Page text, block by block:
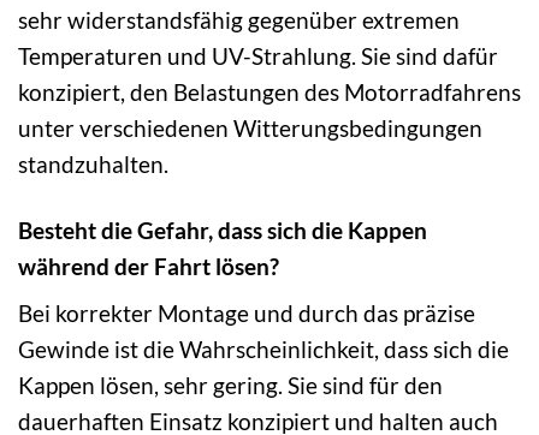
sehr widerstandsfähig gegenüber extremen
Temperaturen und UV-Strahlung. Sie sind dafür
konzipiert, den Belastungen des Motorradfahrens
unter verschiedenen Witterungsbedingungen
standzuhalten.
Besteht die Gefahr, dass sich die Kappen
während der Fahrt lösen?
Bei korrekter Montage und durch das präzise
Gewinde ist die Wahrscheinlichkeit, dass sich die
Kappen lösen, sehr gering. Sie sind für den
dauerhaften Einsatz konzipiert und halten auch